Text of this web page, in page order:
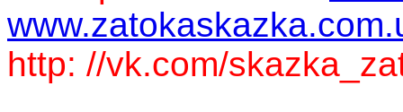
http: //vk.com/